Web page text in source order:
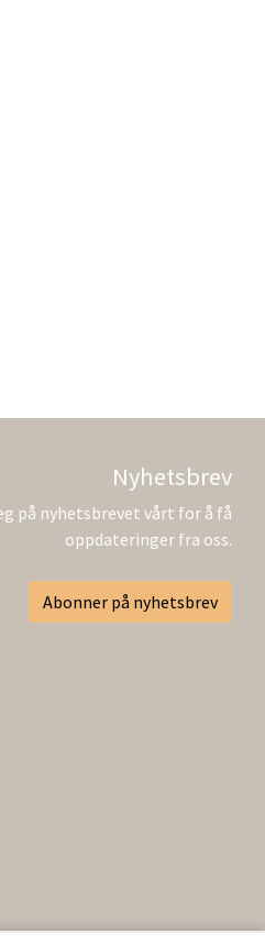
Nyhetsbrev
på nyhetsbrevet vårt for å få
oppdateringer fra oss.
Abonner på nyhetsbrev